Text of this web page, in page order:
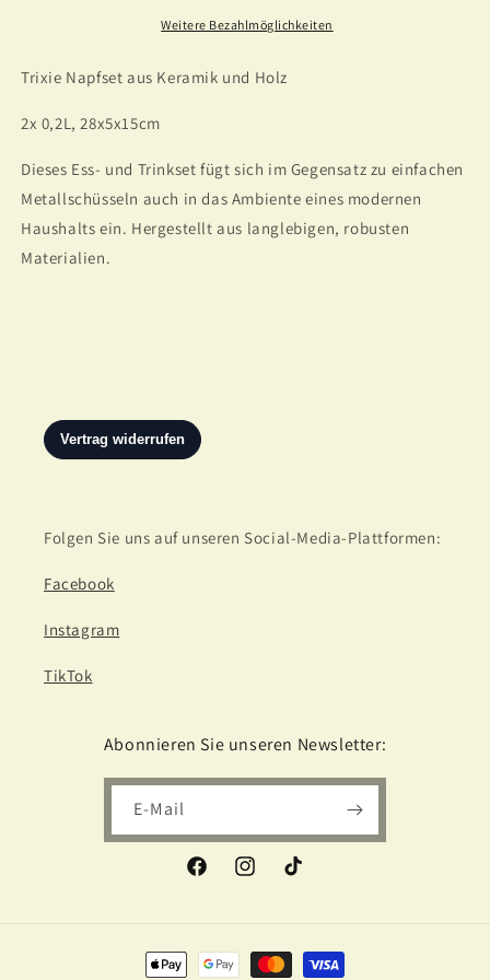
mehreren
Holz
mehreren
Weitere Bezahlmöglichkeiten
Trixie Napfset aus Keramik und Holz
2x 0,2L, 28x5x15cm
Dieses Ess- und Trinkset fügt sich im Gegensatz zu einfachen
Metallschüsseln auch in das Ambiente eines modernen
Haushalts ein. Hergestellt aus langlebigen, robusten
Materialien.
Folgen Sie uns auf unseren Social-Media-Plattformen:
Facebook
Instagram
TikTok
Abonnieren Sie unseren Newsletter:
E-Mail
FacebookInstagramTikTok
Zahlungsmethoden